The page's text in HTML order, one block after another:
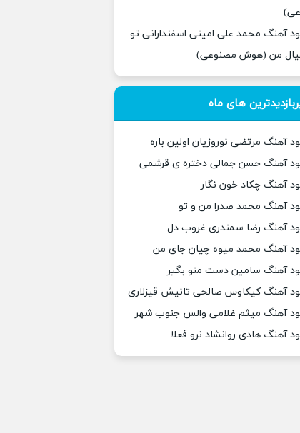
آهنگ محمد علی امینی اسفندارانی تو
خیال من (هوش مصنوعی)
های ماه
آهنگ مرتضی نوروزیان اولین باره
آهنگ حسن جمالی دختره ی قرشمی
آهنگ چکاد خون نگار
آهنگ محمد صدرا من و تو
آهنگ رضا سمندری غروب دل
آهنگ محمد میوه چیان جای من
آهنگ سامین دست منو بگیر
آهنگ کیکاوس صالحی تانیش قیزلاری
آهنگ میثم غلامی والس جنوب شهر
آهنگ هادی روانشاد نرو فعلا